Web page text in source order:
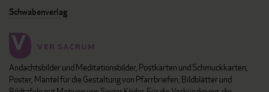
Schwabenverlag
Andachtsbilder und Meditationsbilder, Postkarten und Schmuckkarten,
Poster, Mäntel für die Gestaltung von Pfarrbriefen, Bildblätter und